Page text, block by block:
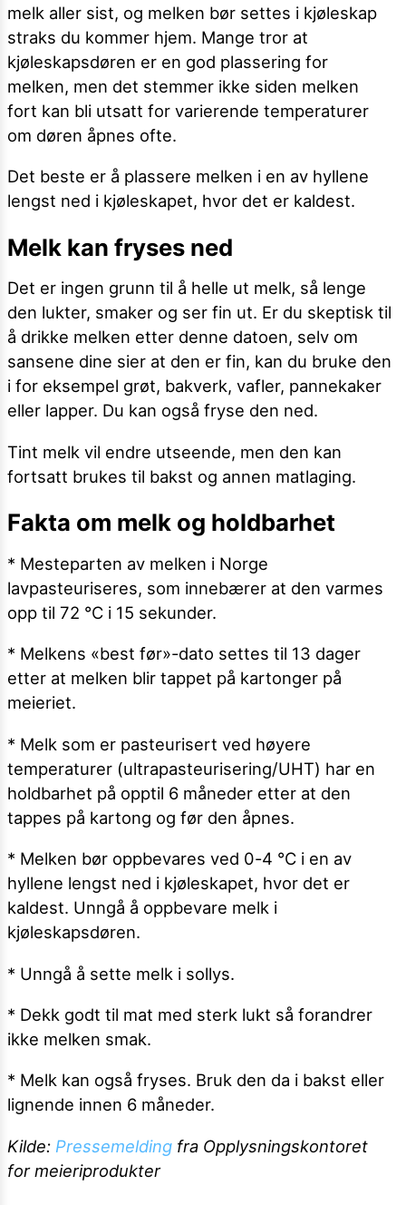
melk aller sist, og melken bør settes i kjøleskap
straks du kommer hjem. Mange tror at
kjøleskapsdøren er en god plassering for
melken, men det stemmer ikke siden melken
fort kan bli utsatt for varierende temperaturer
om døren åpnes ofte.
Det beste er å plassere melken i en av hyllene
lengst ned i kjøleskapet, hvor det er kaldest.
Melk kan fryses ned
Det er ingen grunn til å helle ut melk, så lenge
den lukter, smaker og ser fin ut. Er du skeptisk til
å drikke melken etter denne datoen, selv om
sansene dine sier at den er fin, kan du bruke den
i for eksempel grøt, bakverk, vafler, pannekaker
eller lapper. Du kan også fryse den ned.
Tint melk vil endre utseende, men den kan
fortsatt brukes til bakst og annen matlaging.
Fakta om melk og holdbarhet
* Mesteparten av melken i Norge
lavpasteuriseres, som innebærer at den varmes
opp til 72 °C i 15 sekunder.
* Melkens «best før»-dato settes til 13 dager
etter at melken blir tappet på kartonger på
meieriet.
* Melk som er pasteurisert ved høyere
temperaturer (ultrapasteurisering/UHT) har en
holdbarhet på opptil 6 måneder etter at den
tappes på kartong og før den åpnes.
* Melken bør oppbevares ved 0-4 °C i en av
hyllene lengst ned i kjøleskapet, hvor det er
kaldest. Unngå å oppbevare melk i
kjøleskapsdøren.
* Unngå å sette melk i sollys.
* Dekk godt til mat med sterk lukt så forandrer
ikke melken smak.
* Melk kan også fryses. Bruk den da i bakst eller
lignende innen 6 måneder.
Kilde: Pressemelding fra Opplysningskontoret
for meieriprodukter